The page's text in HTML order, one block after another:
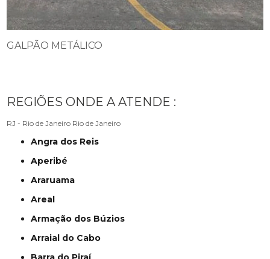
GALPÃO METÁLICO
REGIÕES ONDE A ATENDE :
RJ - Rio de Janeiro Rio de Janeiro
Angra dos Reis
Aperibé
Araruama
Areal
Armação dos Búzios
Arraial do Cabo